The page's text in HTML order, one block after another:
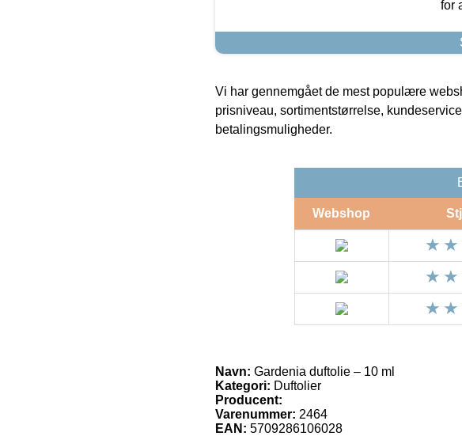
for
Vi har gennemgået de mest populære
prisniveau, sortimentstørrelse,
betalingsmuligheder.
Webshop
Navn: Gardenia duftolie – 10 ml
Kategori: Duftolier
Producent:
Varenummer: 2464
EAN: 5709286106028